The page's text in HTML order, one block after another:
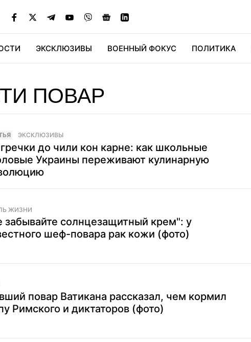
ЭКСКЛЮЗИВЫ ВОЕННЫЙ ФОКУС ПОЛИТИКА
ПОВАР
ЭКСКЛЮЗИВЫ
до чили кон карне: как школьные
Украины переживают кулинарную
ЖИЗНИ
забывайте солнцезащитный крем": у
шеф-повара рак кожи (фото)
повар Ватикана рассказал, чем кормил
Римского и диктаторов (фото)